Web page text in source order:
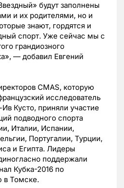
будут заполнены
и их родителями, но и
знают, гордятся и
спорт. Уже сейчас мы с
грандиозного
— добавил Евгений
CMAS, которую
исследователь
Кусто, приняли участие
подводного спорта
Италии, Испании,
Португалии, Турции,
и Египта. Лидеры
поддержали
Кубка-2016 по
в Томске.